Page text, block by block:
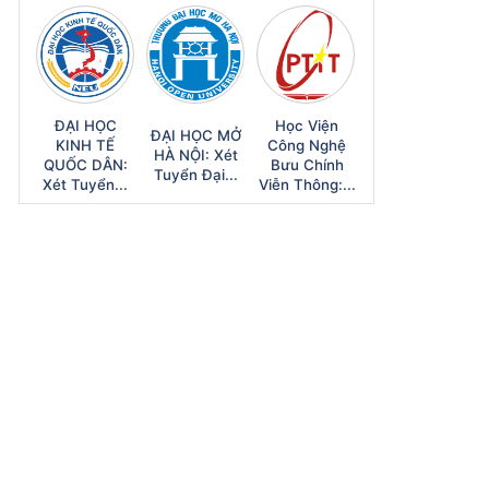
ĐẠI HỌC
KINH TẾ
QUỐC DÂN:
Xét Tuyển...
ĐẠI HỌC MỞ
HÀ NỘI: Xét
Tuyển Đại...
Học Viện
Công Nghệ
Bưu Chính
Viễn Thông:...